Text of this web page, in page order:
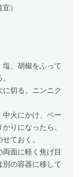
）
、胡椒をふって
切る。ニンニク
火にかけ、ベー
りになったら、
ておく。
面に軽く焦げ目
の容器に移して